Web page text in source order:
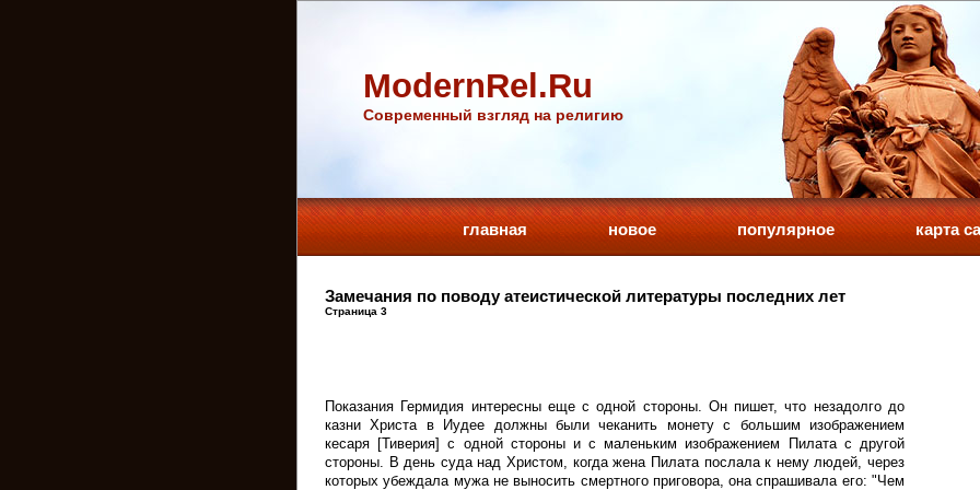
ModernRel.Ru
Cовременный взгляд на религию
главная новое популярное карта
Замечания по поводу атеистической литературы последних лет
Страница 3
Показания Гермидия интересны еще с одной стороны. Он пишет, что незадолго до
казни Христа в Иудее должны были чеканить монету с большим изображением
кесаря [Тиверия] с одной стороны и с маленьким изображением Пилата с другой
стороны. В день суда над Христом, когда жена Пилата послала к нему людей, через
которых убеждала мужа не выносить смертного приговора, она спрашивала его: "Чем